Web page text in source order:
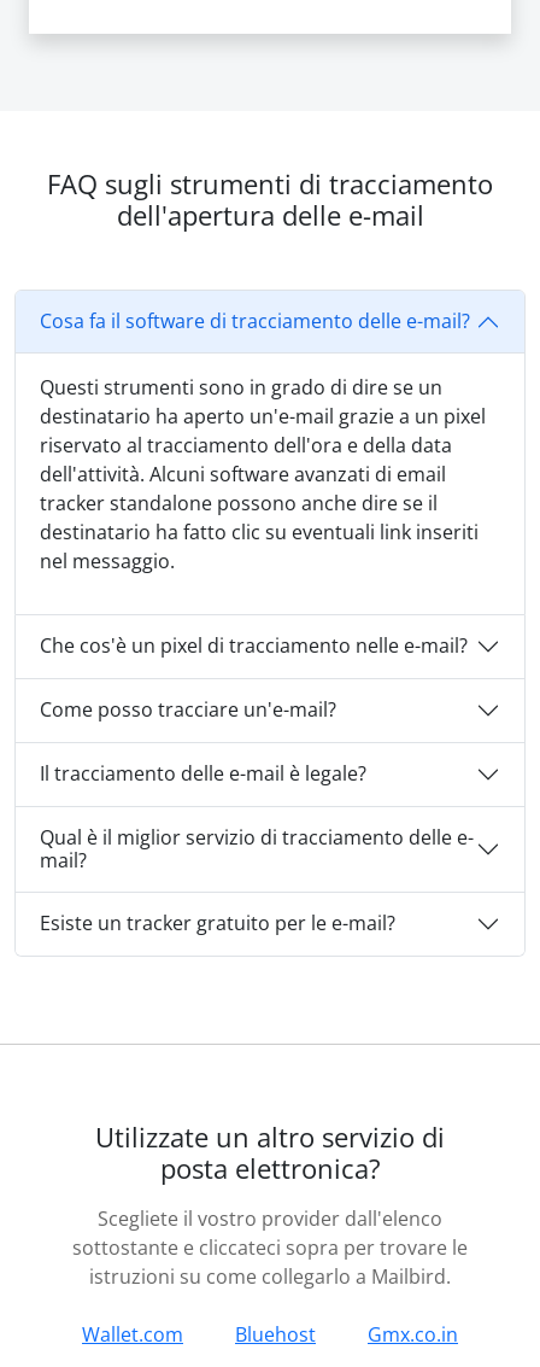
FAQ sugli strumenti di tracciamento
dell'apertura delle e-mail
Cosa fa il software di tracciamento delle e-mail?
Questi strumenti sono in grado di dire se un
destinatario ha aperto un'e-mail grazie a un pixel
riservato al tracciamento dell'ora e della data
dell'attività. Alcuni software avanzati di email
tracker standalone possono anche dire se il
destinatario ha fatto clic su eventuali link inseriti
nel messaggio.
Che cos'è un pixel di tracciamento nelle e-mail?
Come posso tracciare un'e-mail?
Il tracciamento delle e-mail è legale?
Qual è il miglior servizio di tracciamento delle e-
mail?
Esiste un tracker gratuito per le e-mail?
Utilizzate un altro servizio di
posta elettronica?
Scegliete il vostro provider dall'elenco
sottostante e cliccateci sopra per trovare le
istruzioni su come collegarlo a Mailbird.
Wallet.com Bluehost
Gmx.co.in